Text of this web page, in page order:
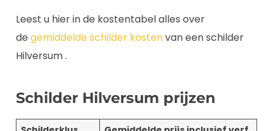
Leest u hier in de kostentabel alles over
de gemiddelde schilder kostenvan een schilder
Hilversum .
Schilder Hilversum prijzen